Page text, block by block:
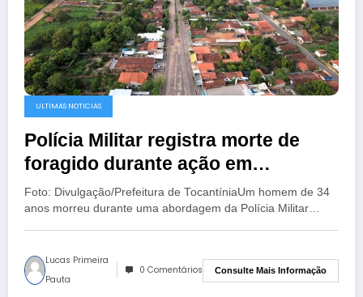
ULTIMAS NOTICIAS
Polícia Militar registra morte de
foragido durante ação em
Tocantínia
Foto: Divulgação/Prefeitura de TocantíniaUm homem de 34
anos morreu durante uma abordagem da Polícia Militar…
Lucas Primeira
Pauta
0 Comentários Consulte Mais Informação